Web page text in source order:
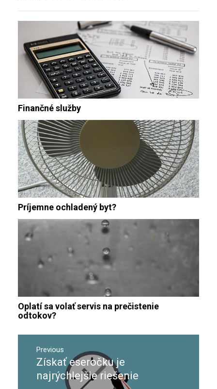
Finančné služby
Príjemne ochladený byt?
Oplatí sa volať servis na prečistenie
odtokov?
Navigace
příspěvek
Previous
Previous
post:
Získať eseročku je
najrýchlejšie riešenie